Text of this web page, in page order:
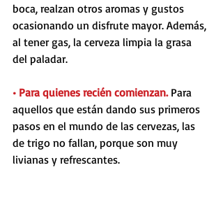
boca, realzan otros aromas y gustos
ocasionando un disfrute mayor. Además,
al tener gas, la cerveza limpia la grasa
del paladar.
• Para quienes recién comienzan. Para
aquellos que están dando sus primeros
pasos en el mundo de las cervezas, las
de trigo no fallan, porque son muy
livianas y refrescantes.